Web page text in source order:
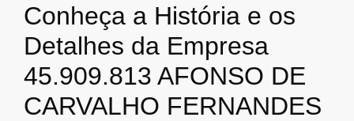
Conheça a História e os
Detalhes da Empresa
45.909.813 AFONSO DE
CARVALHO FERNANDES